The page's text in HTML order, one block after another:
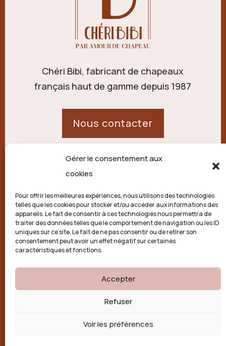
Gérer le consentement aux
cookies
Pour offrir les meilleures expériences, nous utilisons des technologies
telles que les cookies pour stocker et/ou accéder aux informations des
appareils. Le fait de consentir à ces technologies nous permettra de
traiter des données telles que le comportement de navigation ou les ID
uniques sur ce site. Le fait de ne pas consentir ou de retirer son
consentement peut avoir un effet négatif sur certaines
caractéristiques et fonctions.
Accepter
Refuser
Voir les préférences
Chéri Bibi, fabricant de chapeaux
français haut de gamme depuis 1987
Nous contacter
21 route de Palisse,
Politique de confidentialité
Conditions générales